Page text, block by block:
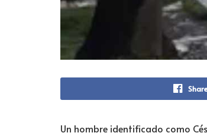
Un hombre identificado como